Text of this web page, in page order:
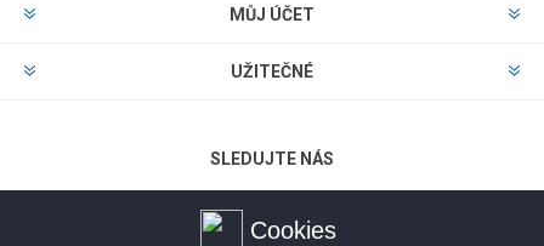
MŮJ ÚČET
UŽITEČNÉ
SLEDUJTE NÁS
Cookies